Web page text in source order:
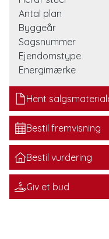
nøje udvalgte
byggeprocessen.
gæstetoilet samt
stue, hvor
familie og venner.
Boligen er intelligent
skaber både privatliv
Forældreafdelingen er
soveværelse, walk-in-
badeværelse.
værelser samt et
moderne familie.
Entréen byder
Antal plan
Byggeår
Sagsnummer
Ejendomstype
Energimærke
Hent
Bestil fremvisning
Bestil vurdering
Giv et bud